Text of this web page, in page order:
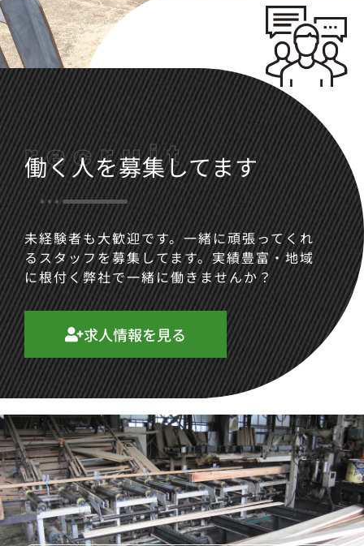
recruit
働く人を募集してます
未経験者も大歓迎です。一緒に頑張ってくれ
るスタッフを募集してます。実績豊富・地域
に根付く弊社で一緒に働きませんか？
求人情報を見る